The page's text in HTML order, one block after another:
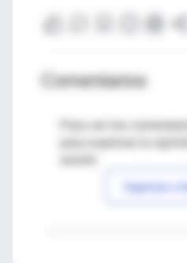
Comentarios
Para ver los
Ingresar a